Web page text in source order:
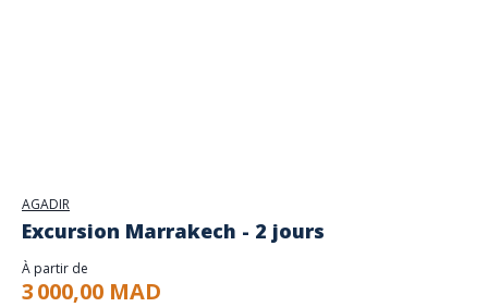
AGADIR
Excursion Marrakech - 2 jours
À partir de
3 000,00 MAD